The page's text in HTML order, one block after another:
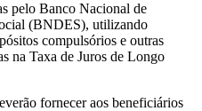
pelo Banco Nacional de
(BNDES), utilizando
compulsórios e outras
na Taxa de Juros de Longo
fornecer aos beneficiários